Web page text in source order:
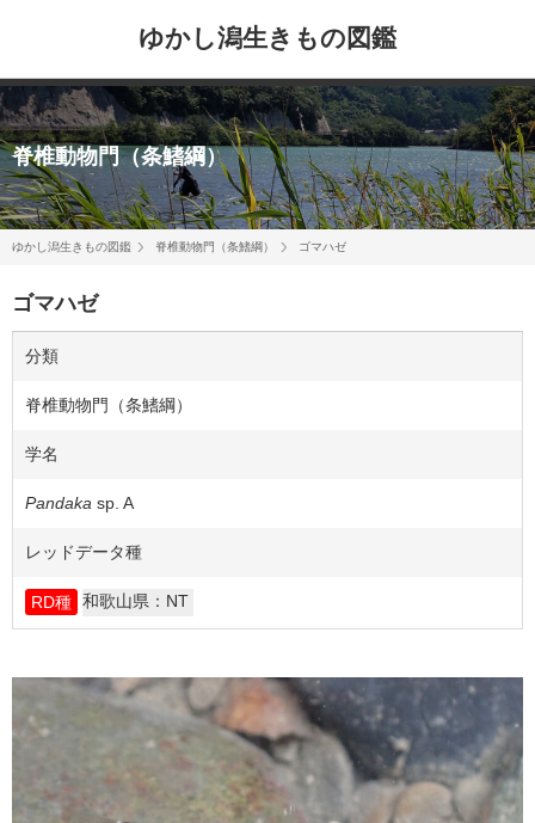
ゆかし潟生きもの図鑑
脊椎動物門（条鰭綱）
ゆかし潟生きもの図鑑 脊椎動物門（条鰭綱） ゴマハゼ
ゴマハゼ
分類
脊椎動物門（条鰭綱）
学名
Pandaka sp. A
レッドデータ種
RD種 和歌山県：NT